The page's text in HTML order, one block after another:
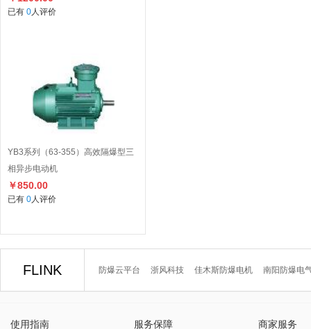
已有 0人评价
YB3系列（63-355）高效隔爆型三
相异步电动机
￥850.00
已有 0人评价
FLINK 防爆云平台 浙风科技 佳木斯防爆电机 南阳防爆电
使用指南 服务保障 商家服务